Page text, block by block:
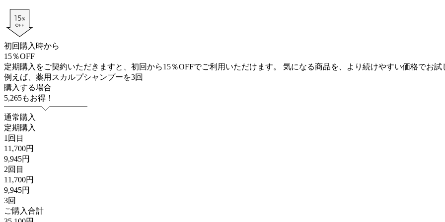
初回購入時から
15％OFF
定期購入をご契約いただきますと、初回から15％OFFでご利用いただけます。 気になる商品を、より続けやすい価格でお試
例えば、薬用スカルプシャンプーを3回
購入する場合
5,265もお得！
通常購入
定期購入
1回目
11,700円
9,945円
2回目
11,700円
9,945円
3回
ご購入合計